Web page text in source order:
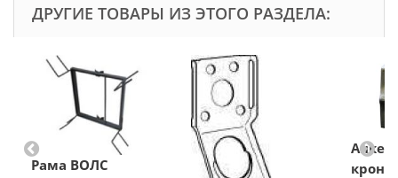
ДРУГИЕ ТОВАРЫ ИЗ ЭТОГО РАЗДЕЛА:
Рама ВОЛС